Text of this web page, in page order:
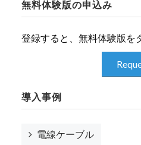
PARTNERS
無料体験版の申込み
登録すると、無料体験版を
導入事例
電線ケーブル